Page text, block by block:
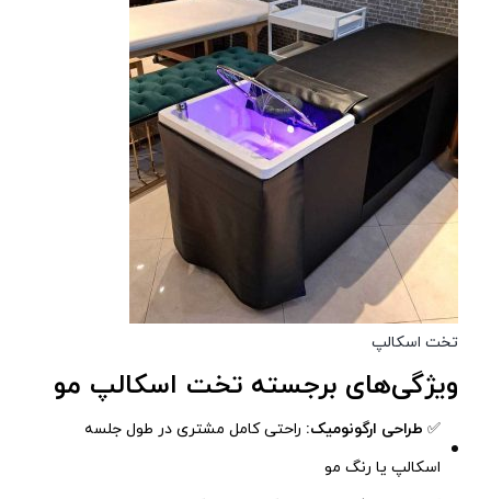
تخت اسکالپ
ویژگی‌های برجسته تخت اسکالپ مو
✅ طراحی ارگونومیک: راحتی کامل مشتری در طول جلسه
اسکالپ یا رنگ مو